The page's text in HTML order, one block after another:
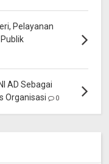
Pelayanan
AD Sebagai
Organisasi
0